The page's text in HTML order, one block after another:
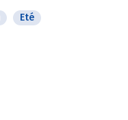
Eté